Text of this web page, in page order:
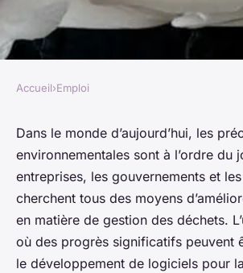
Quelles compétences
développer pour
tant que concepteur
logiciels pour la
déchets ?
Accueil›Emploi
Dans le monde d’aujourd’hui, les
environnementales sont à l’ordre du
entreprises, les gouvernements et
cherchent tous des moyens
en matière de gestion des déchets.
où des progrès significatifs peuvent
le développement de logiciels pour